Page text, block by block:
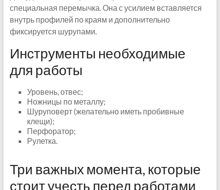
специальная перемычка. Она с усилием вставляется
внутрь профилей по краям и дополнительно
фиксируется шурупами.
Инструменты необходимые
для работы
Уровень, отвес;
Ножницы по металлу;
Шуруповерт (желательно иметь пробивные
клещи);
Перфоратор;
Рулетка.
Три важных момента, которые
стоит учесть перед работами